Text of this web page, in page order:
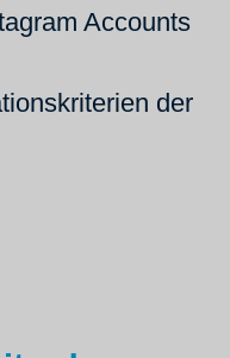
Accounts
der